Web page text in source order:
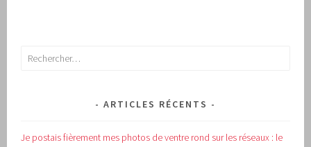
Rechercher :
ARTICLES RÉCENTS
Je postais fièrement mes photos de ventre rond sur les réseaux : le